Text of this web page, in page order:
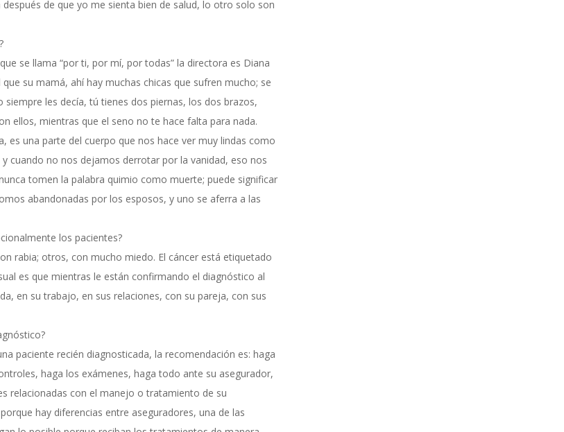
de que yo me sienta bien de salud, lo otro solo son
se llama “por ti, por mí, por todas” la directora es Diana
su mamá, ahí hay muchas chicas que sufren mucho; se
les decía, tú tienes dos piernas, los dos brazos,
ellos, mientras que el seno no te hace falta para nada.
es una parte del cuerpo que nos hace ver muy lindas como
cuando no nos dejamos derrotar por la vanidad, eso nos
tomen la palabra quimio como muerte; puede significar
abandonadas por los esposos, y uno se aferra a las
los pacientes?
rabia; otros, con mucho miedo. El cáncer está etiquetado
es que mientras le están confirmando el diagnóstico al
en su trabajo, en sus relaciones, con su pareja, con sus
paciente recién diagnosticada, la recomendación es: haga
haga los exámenes, haga todo ante su asegurador,
relacionadas con el manejo o tratamiento de su
hay diferencias entre aseguradores, una de las